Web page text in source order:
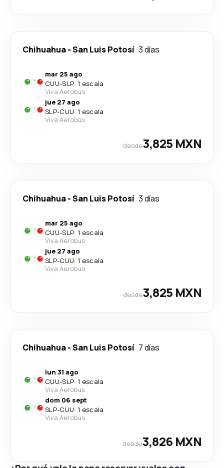
Chihuahua-San Luis Potosí 3 días
mar 25 ago
CUU-SLP· 1 escala
Viva Aerobus
jue 27 ago
SLP-CUU· 1 escala
Viva Aerobus
desde3,825 MXN
Chihuahua-San Luis Potosí 3 días
mar 25 ago
CUU-SLP· 1 escala
Viva Aerobus
jue 27 ago
SLP-CUU· 1 escala
Viva Aerobus
desde3,825 MXN
Chihuahua-San Luis Potosí 7 días
lun 31 ago
CUU-SLP· 1 escala
Viva Aerobus
dom 06 sept
SLP-CUU· 1 escala
Viva Aerobus
desde3,826 MXN